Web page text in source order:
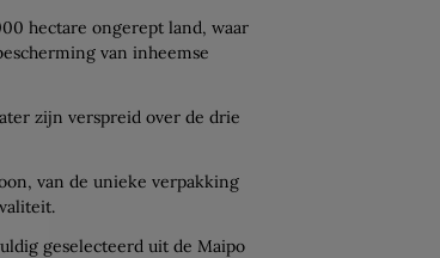
hectare ongerept land, waar
van inheemse
zijn verspreid over de drie
van de unieke verpakking
geselecteerd uit de Maipo